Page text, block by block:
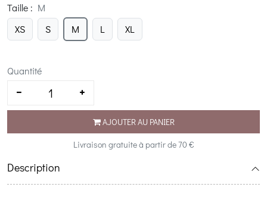
Taille : M
XS
S M L XL
Quantité
AJOUTER AU PANIER
Livraison gratuite à partir de 70 €
Description